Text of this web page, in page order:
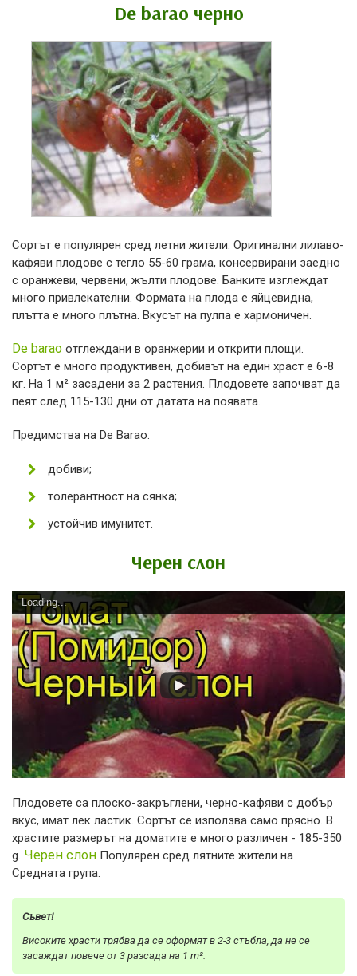
De barao черно
Сортът е популярен сред летни жители. Оригинални лилаво-
кафяви плодове с тегло 55-60 грама, консервирани заедно
с оранжеви, червени, жълти плодове. Банките изглеждат
много привлекателни. Формата на плода е яйцевидна,
плътта е много плътна. Вкусът на пулпа е хармоничен.
De barao отглеждани в оранжерии и открити площи.
Сортът е много продуктивен, добивът на един храст е 6-8
кг. На 1 м² засадени за 2 растения. Плодовете започват да
пеят след 115-130 дни от датата на появата.
Предимства на De Barao:
добиви;
толерантност на сянка;
устойчив имунитет.
Черен слон
Loading...
Плодовете са плоско-закръглени, черно-кафяви с добър
вкус, имат лек ластик. Сортът се използва само прясно. В
храстите размерът на доматите е много различен - 185-350
g. Черен слон Популярен сред лятните жители на
Средната група.
Съвет!
Високите храсти трябва да се оформят в 2-3 стъбла, да не се
засаждат повече от 3 разсада на 1 m².